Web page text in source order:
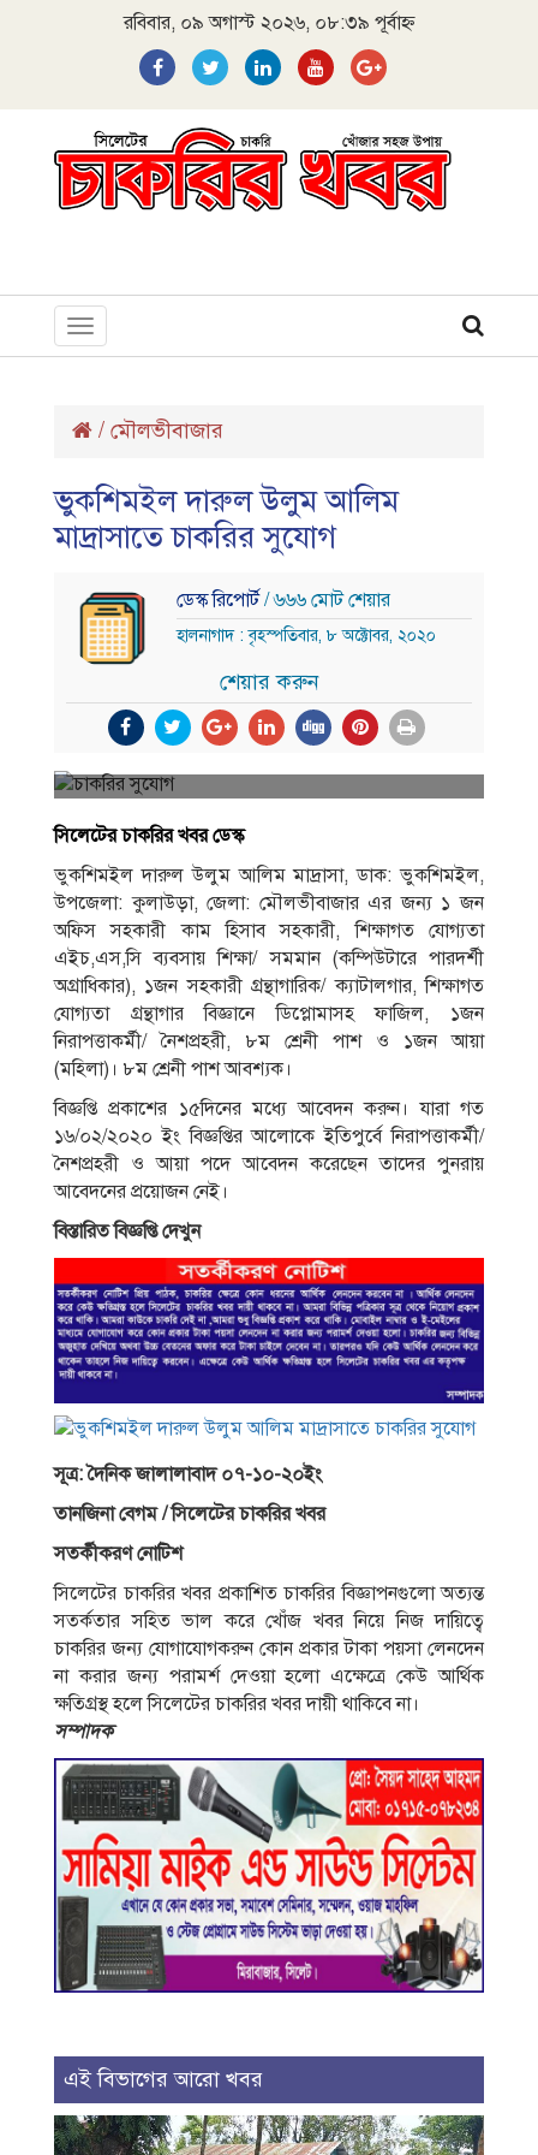
রবিবার, ০৯ অগাস্ট ২০২৬, ০৮:৩৯ পূর্বাহ্ন
Toggle
navigation
/ মৌলভীবাজার
ভুকশিমইল দারুল উলুম আলিম
মাদ্রাসাতে চাকরির সুযোগ
ডেস্ক রিপোর্ট/ ৬৬৬ মোট শেয়ার
হালনাগাদ : বৃহস্পতিবার, ৮ অক্টোবর, ২০২০
শেয়ার করুন
সিলেটের চাকরির খবর ডেস্ক
ভুকশিমইল দারুল উলুম আলিম মাদ্রাসা, ডাক: ভুকশিমইল,
উপজেলা: কুলাউড়া, জেলা: মৌলভীবাজার এর জন্য ১ জন
অফিস সহকারী কাম হিসাব সহকারী, শিক্ষাগত যােগ্যতা
এইচ,এস,সি ব্যবসায় শিক্ষা/ সমমান (কম্পিউটারে পারদর্শী
অগ্রাধিকার), ১জন সহকারী গ্রন্থাগারিক/ ক্যাটালগার, শিক্ষাগত
যােগ্যতা গ্রন্থাগার বিজ্ঞানে ডিপ্লোমাসহ ফাজিল, ১জন
নিরাপত্তাকর্মী/ নৈশপ্রহরী, ৮ম শ্রেনী পাশ ও ১জন আয়া
(মহিলা)। ৮ম শ্রেনী পাশ আবশ্যক।
বিজ্ঞপ্তি প্রকাশের ১৫দিনের মধ্যে আবেদন করুন। যারা গত
১৬/০২/২০২০ ইং বিজ্ঞপ্তির আলােকে ইতিপুর্বে নিরাপত্তাকর্মী/
নৈশপ্রহরী ও আয়া পদে আবেদন করেছেন তাদের পুনরায়
আবেদনের প্রয়ােজন নেই।
বিস্তারিত বিজ্ঞপ্তি দেখুন
সূত্র: দৈনিক জালালাবাদ ০৭-১০-২০ইং
তানজিনা বেগম / সিলেটের চাকরির খবর
সতর্কীকরণ নােটিশ
সিলেটের চাকরির খবর প্রকাশিত চাকরির বিজ্ঞাপনগুলাে অত্যন্ত
সতর্কতার সহিত ভাল করে খোঁজ খবর নিয়ে নিজ দায়িত্বে
চাকরির জন্য যােগাযােগকরুন কোন প্রকার টাকা পয়সা লেনদেন
না করার জন্য পরামর্শ দেওয়া হলাে এক্ষেত্রে কেউ আর্থিক
ক্ষতিগ্রস্থ হলে সিলেটের চাকরির খবর দায়ী থাকিবে না।
সম্পাদক
এই বিভাগের আরো খবর